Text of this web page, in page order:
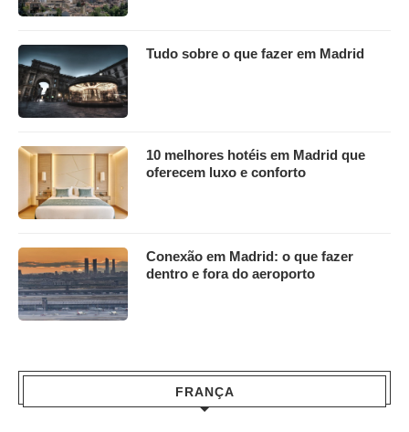
Tudo sobre o que fazer em Madrid
10 melhores hotéis em Madrid que
oferecem luxo e conforto
Conexão em Madrid: o que fazer
dentro e fora do aeroporto
FRANÇA